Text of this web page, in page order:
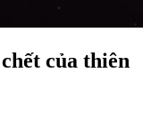
của thiên